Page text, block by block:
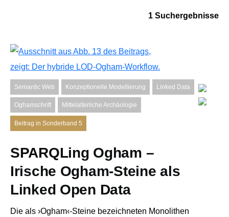
1 Suchergebnisse
Semantic Web Konzeptionelle Modellierung Linked Data
Oghamschrift Mittelalterliche Archäologie
Beitrag in Sonderband 5
SPARQLing Ogham –
Irische Ogham-Steine als
Linked Open Data
Die als ›Ogham‹-Steine bezeichneten Monolithen